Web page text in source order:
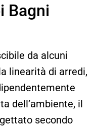
Bagni
da alcuni
linearità di arredi,
dell’ambiente, il
secondo